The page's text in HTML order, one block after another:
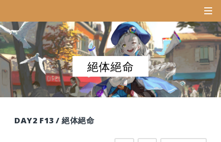
絕体絕命
DAY2 F13 / 絕体絕命